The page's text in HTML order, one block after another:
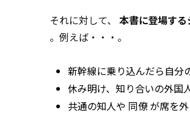
それに対して、 本書に登場す
。例えば・・・。
新幹線に乗り込んだら自分
休み明け、知り合いの外国
共通の知人や 同僚が席を